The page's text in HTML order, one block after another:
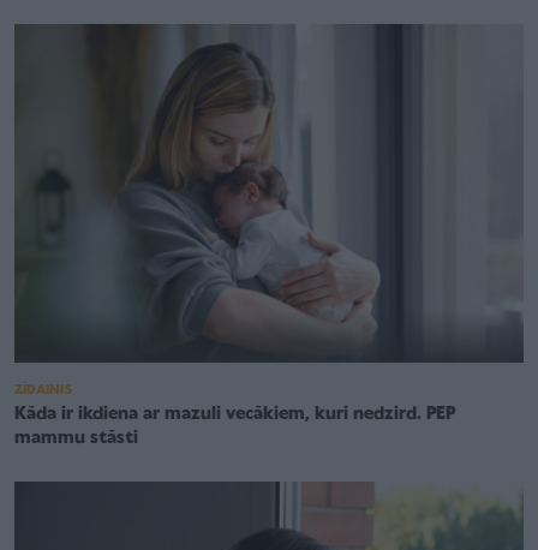
ZĪDAINIS
Kāda ir ikdiena ar mazuli vecākiem, kuri nedzird. PEP
mammu stāsti